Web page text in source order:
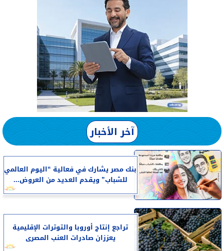
آخر الأخبار
بنك مصر يشارك في فعالية “اليوم العالمي
للشباب” ويقدم العديد من العروض...
تراجع إنتاج أوروبا والتوترات الإقليمية
يعززان صادرات العنب المصرى